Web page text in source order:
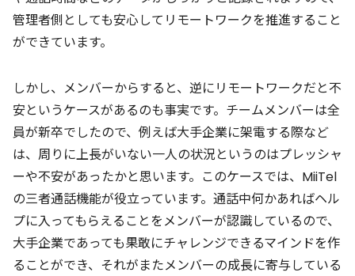
管理者側としても安心してリモートワークを推進すること
ができています。
しかし、メンバーからすると、逆にリモートワークだと不
安というケースがあるのも事実です。チームメンバーは全
員が新卒でしたので、例えば大手企業に架電する際など
は、周りに上長がいない一人の状況というのはプレッシャ
ーや不安があったかと思います。このケースでは、MiiTel
の三者通話機能が役立っています。通話中何かあればヘル
プに入ってもらえることをメンバーが認識しているので、
大手企業であっても果敢にチャレンジできるマインドを作
ることができ、それがまたメンバーの成長に寄与している